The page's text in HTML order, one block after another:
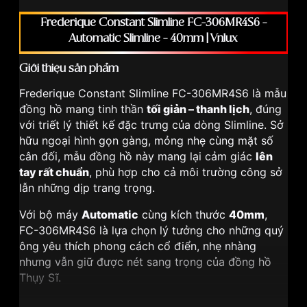
Frederique Constant Slimline FC-306MR4S6 –
Automatic Slimline – 40mm | Vnlux
Giới thiệu sản phẩm
Frederique Constant Slimline FC-306MR4S6 là mẫu
đồng hồ mang tinh thần tối giản – thanh lịch, đúng
với triết lý thiết kế đặc trưng của dòng Slimline. Sở
hữu ngoại hình gọn gàng, mỏng nhẹ cùng mặt số
cân đối, mẫu đồng hồ này mang lại cảm giác lên
tay rất chuẩn, phù hợp cho cả môi trường công sở
lẫn những dịp trang trọng.
Với bộ máy Automatic cùng kích thước 40mm,
FC-306MR4S6 là lựa chọn lý tưởng cho những quý
ông yêu thích phong cách cổ điển, nhẹ nhàng
nhưng vẫn giữ được nét sang trọng của đồng hồ
Thụy Sĩ.